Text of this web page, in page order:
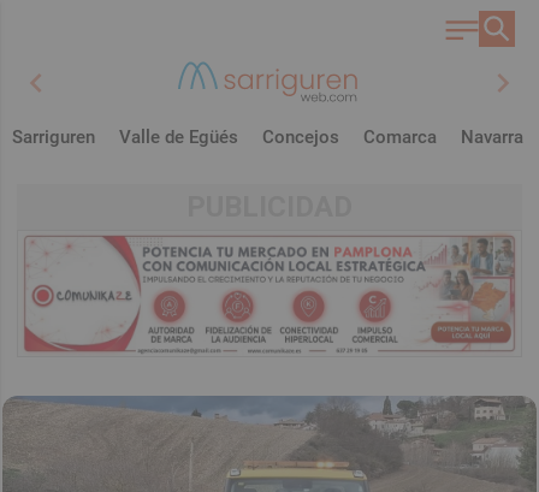
chevron_left chevron_right
Sarriguren Valle de Egüés Concejos Comarca Navarra